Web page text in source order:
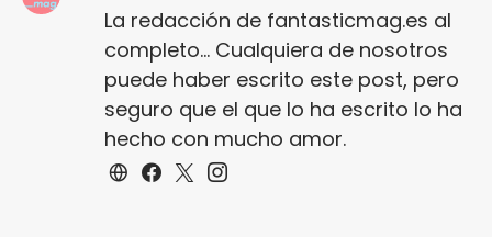
La redacción de fantasticmag.es al
completo... Cualquiera de nosotros
puede haber escrito este post, pero
seguro que el que lo ha escrito lo ha
hecho con mucho amor.